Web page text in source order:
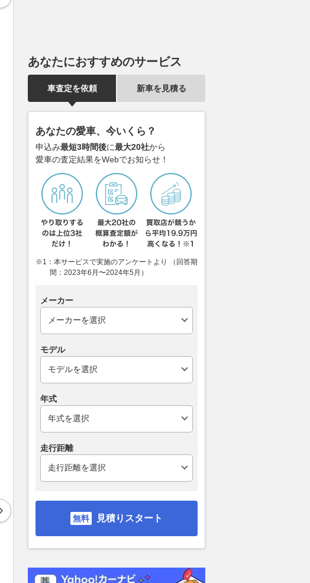
EV『A2 eトロン』、プロトタ
イプの写真公開…空力対策で電
2026.08.04 レスポンス
ジャパン、EVバス事業をイク
ヨに譲渡
2026.08.05 レスポンス
支払総額
164.6万円
支払総額
139
あなたにおすすめのサービス
車査定を依頼 新車を見積る
あなたの愛車、今いくら？
申込み最短3時間後に最大20社から
愛車の査定結果をWebでお知らせ！
※1：本サービスで実施のアンケートより （回答期
間：2023年6月〜2024年5月）
メーカー
モデル
年式
走行距離
見積りスタート